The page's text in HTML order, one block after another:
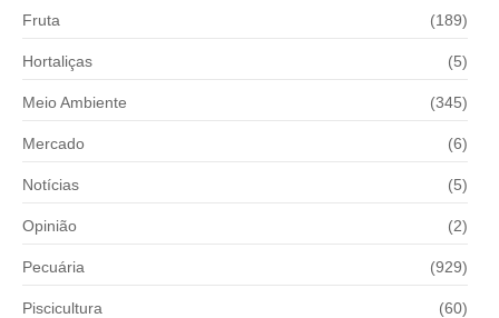
Fruta (189)
Hortaliças (5)
Meio Ambiente (345)
Mercado (6)
Notícias (5)
Opinião (2)
Pecuária (929)
Piscicultura (60)